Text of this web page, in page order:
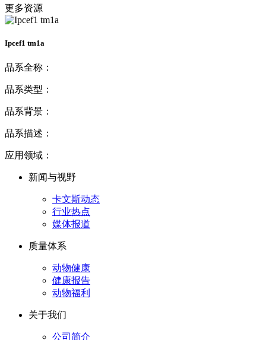
更多资源
Ipcef1 tm1a
品系全称：
品系类型：
品系背景：
品系描述：
应用领域：
新闻与视野
卡文斯动态
行业热点
媒体报道
质量体系
动物健康
健康报告
动物福利
关于我们
公司简介